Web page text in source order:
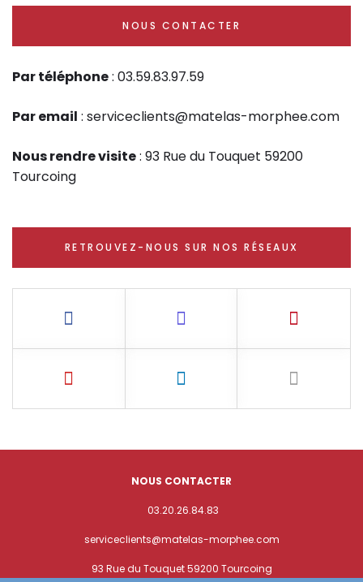
NOUS CONTACTER
Par téléphone: 03.59.83.97.59
Par email : serviceclients@matelas-morphee.com
Nous rendre visite: 93 Rue du Touquet 59200
Tourcoing
RETROUVEZ-NOUS SUR NOS RÉSEAUX
NOUS CONTACTER
03.20.26.84.83
serviceclients@matelas-morphee.com
93 Rue du Touquet 59200 Tourcoing